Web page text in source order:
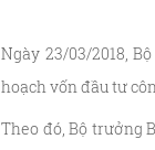
Ngày 23/03/2018,
hoạch vốn đầu tư
Theo đó, Bộ trưởng